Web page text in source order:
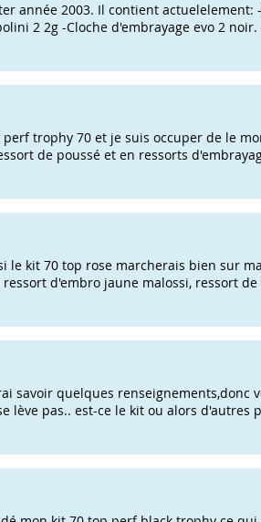
année 2003. Il contient
2 2g -Cloche d'embrayage evo 2
trophy 70 et je suis occuper de le
de poussé et en ressorts
le kit 70 top rose marcherais bien sur
d'embro jaune malossi, ressort
savoir quelques
lève pas.. est-ce le kit ou alors d'autres